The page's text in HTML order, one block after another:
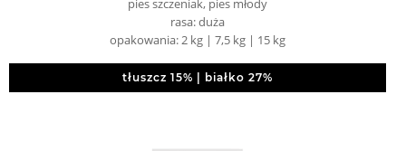
pies szczeniak, pies młody
rasa: duża
opakowania: 2 kg | 7,5 kg | 15 kg
tłuszcz 15% | białko 27%